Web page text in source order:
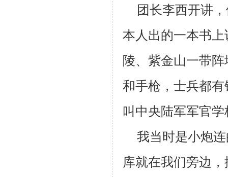
团长李西开讲
本人出的一本书
陵、紫金山一带
和手枪，士兵都
叫中央陆军军官
我当时是小炮
库就在我们旁边